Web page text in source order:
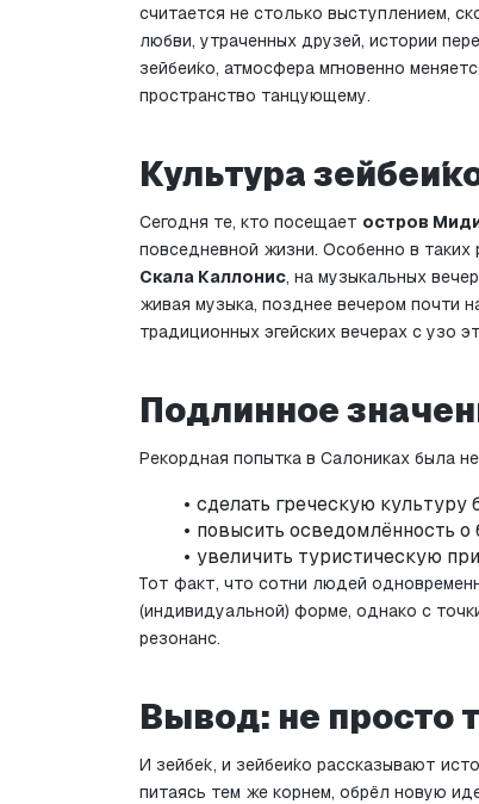
считается не столько выступлением,
любви, утраченных друзей, истории
зейбеи́ко, атмосфера мгновенно
пространство танцующему.
Культура
Сегодня те, кто посещает остров
повседневной жизни. Особенно в таких
Скала Каллонис, на музыкальных
живая музыка, позднее вечером почти
традиционных эгейских вечерах с узо
Подлинное
Рекордная попытка в Салониках была
сделать греческую культуру
повысить осведомлённость о
увеличить туристическую
Тот факт, что сотни людей
(индивидуальной) форме, однако с
резонанс.
Вывод: не просто
И зейбе́к, и зейбеи́ко рассказывают
питаясь тем же корнем, обрёл новую